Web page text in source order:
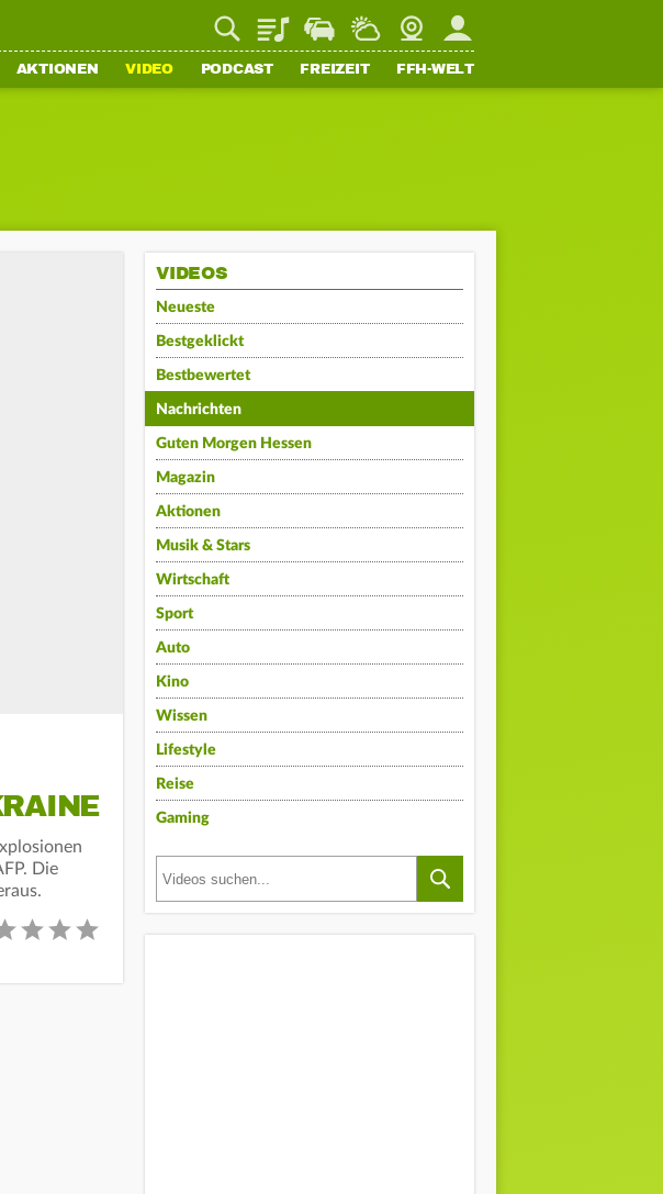
PlaylistStaupilotWetterWebcamMein FFH
AKTIONEN VIDEO PODCAST FREIZEIT FFH-WELT
Die
VIDEOS
Neueste
Bestgeklickt
Bestbewertet
Nachrichten
Guten Morgen Hessen
Magazin
Aktionen
Musik & Stars
Wirtschaft
Sport
Auto
Kino
Wissen
Lifestyle
Reise
Gaming